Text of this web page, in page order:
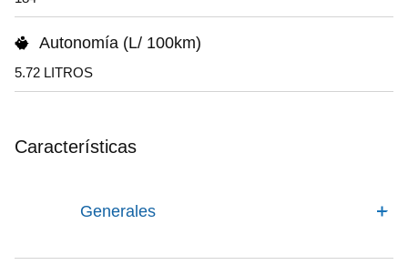
Autonomía (L/ 100km)
5.72 LITROS
Características
Generales